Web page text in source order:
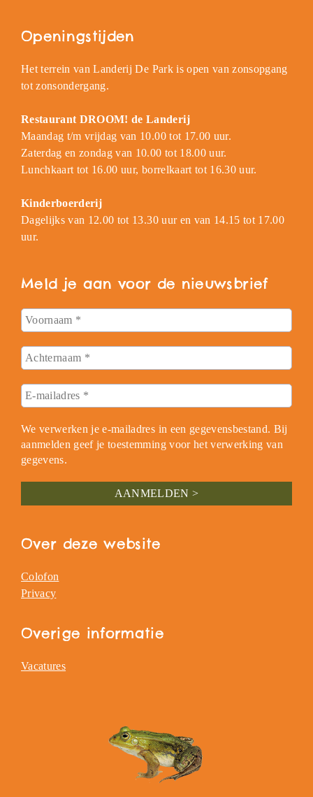
Openingstijden
Het terrein van Landerij De Park is open van zonsopgang
tot zonsondergang.
Restaurant DROOM! de Landerij
Maandag t/m vrijdag van 10.00 tot 17.00 uur.
Zaterdag en zondag van 10.00 tot 18.00 uur.
Lunchkaart tot 16.00 uur, borrelkaart tot 16.30 uur.
Kinderboerderij
Dagelijks van 12.00 tot 13.30 uur en van 14.15 tot 17.00
uur.
Meld je aan voor de nieuwsbrief
We verwerken je e-mailadres in een gegevensbestand. Bij
aanmelden geef je toestemming voor het verwerking van
gegevens.
Over deze website
Colofon
Privacy
Overige informatie
Vacatures